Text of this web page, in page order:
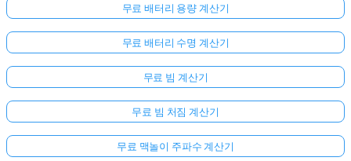
무료 배터리 용량 계산기
무료 배터리 수명 계산기
무료 빔 계산기
무료 빔 처짐 계산기
무료 맥놀이 주파수 계산기